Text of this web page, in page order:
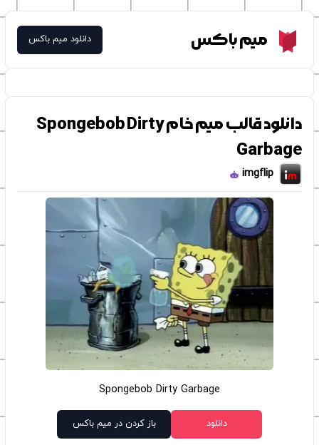
Meme Boxمیم باکس دانلود میم باکس
دانلود قالب میم خام Spongebob Dirty
Garbage
imgflip
Spongebob Dirty Garbage
دانلود باز کردن در میم باکس